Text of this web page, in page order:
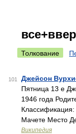
Толкование
101 Джейсон
Пятница 13 е
1946 года
Мачете Место
Википедия